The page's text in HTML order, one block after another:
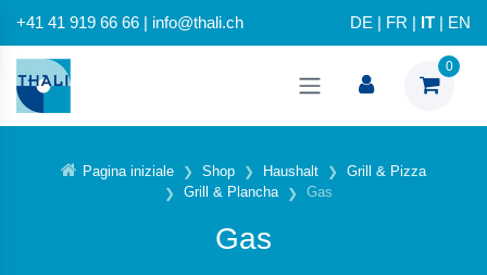
+41 41 919 66 66 | info@thali.ch DE FR IT EN
0
Pagina iniziale Shop Haushalt
Grill & Pizza
Grill & Plancha
Gas
Gas